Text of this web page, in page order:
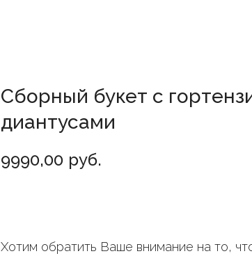
Сборный букет с
диантусами
9990,00 руб.
Хотим обратить Ваше внимание на то,